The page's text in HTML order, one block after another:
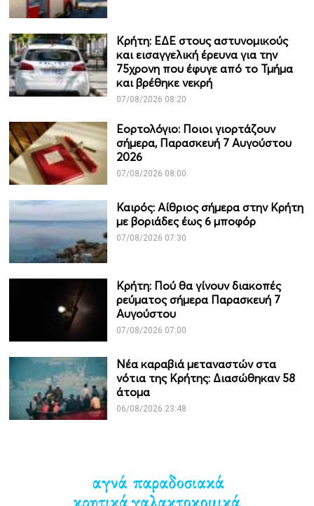
Κρήτη: ΕΔΕ στους αστυνομικούς
και εισαγγελική έρευνα για την
75χρονη που έφυγε από το Τμήμα
και βρέθηκε νεκρή
07/08/2026 08:20
Εορτολόγιο: Ποιοι γιορτάζουν
σήμερα, Παρασκευή 7 Αυγούστου
2026
07/08/2026 08:00
Καιρός: Αίθριος σήμερα στην Κρήτη
με βοριάδες έως 6 μποφόρ
07/08/2026 07:30
Κρήτη: Πού θα γίνουν διακοπές
ρεύματος σήμερα Παρασκευή 7
Αυγούστου
07/08/2026 07:00
Νέα καραβιά μεταναστών στα
νότια της Κρήτης: Διασώθηκαν 58
άτομα
06/08/2026 23:48